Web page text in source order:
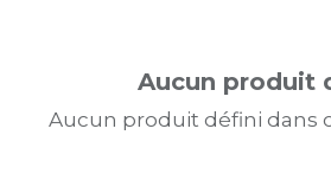
Aucun produit
Aucun produit défini dans